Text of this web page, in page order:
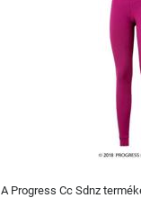
A Progress Cc Sdnz